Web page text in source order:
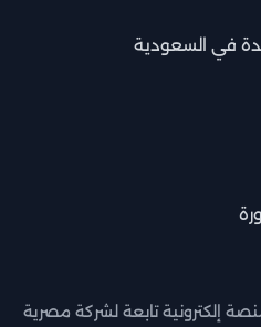
في السعودية
إلكترونية تابعة لشركة مصرية